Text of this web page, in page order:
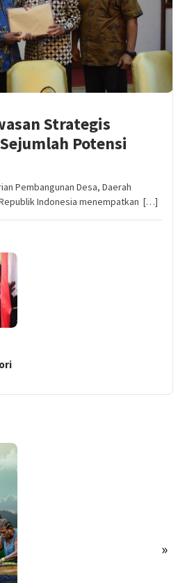
Strategis
Potensi
Pembangunan Desa, Daerah
Indonesia menempatkan […]
»